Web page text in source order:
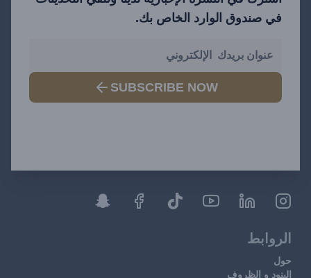
في صندوق الوارد الخاص بك.
SUBSCRIBE NOW
الروابط
حول
البنود و الظروف